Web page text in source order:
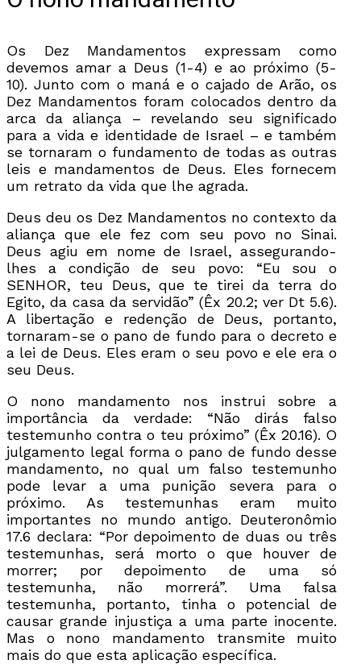
Os Dez Mandamentos expressam como
devemos amar a Deus (1-4) e ao próximo (5-
10). Junto com o maná e o cajado de Arão, os
Dez Mandamentos foram colocados dentro da
arca da aliança – revelando seu significado
para a vida e identidade de Israel – e também
se tornaram o fundamento de todas as outras
leis e mandamentos de Deus. Eles fornecem
um retrato da vida que lhe agrada.
Deus deu os Dez Mandamentos no contexto da
aliança que ele fez com seu povo no Sinai.
Deus agiu em nome de Israel, assegurando-
lhes a condição de seu povo: “Eu sou o
SENHOR, teu Deus, que te tirei da terra do
Egito, da casa da servidão” (Êx 20.2; ver Dt 5.6).
A libertação e redenção de Deus, portanto,
tornaram-se o pano de fundo para o decreto e
a lei de Deus. Eles eram o seu povo e ele era o
seu Deus.
O nono mandamento nos instrui sobre a
importância da verdade: “Não dirás falso
testemunho contra o teu próximo” (Êx 20.16). O
julgamento legal forma o pano de fundo desse
mandamento, no qual um falso testemunho
pode levar a uma punição severa para o
próximo. As testemunhas eram muito
importantes no mundo antigo. Deuteronômio
17.6 declara: “Por depoimento de duas ou três
testemunhas, será morto o que houver de
morrer; por depoimento de uma só
testemunha, não morrerá”. Uma falsa
testemunha, portanto, tinha o potencial de
causar grande injustiça a uma parte inocente.
Mas o nono mandamento transmite muito
mais do que esta aplicação específica.